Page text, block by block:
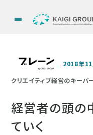
2018年
クリエイティブ経営のキーパ
経営者の頭の
ていく